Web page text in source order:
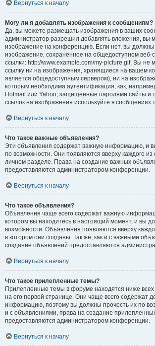
Вернуться к началу
Могу ли я добавлять изображения к сообщениям?
Да, вы можете размещать изображения в ваших
администратор разрешил добавлять вложения, вы
изображение на конференцию. Если нет, вы должны
изображение, сохранённое на общедоступном веб-
ссылки: http://www.example.com/my-picture.gif. Вы не
ссылку ни на изображения, хранящиеся на вашем
является общедоступным сервером), ни на
которым необходима аутентификация, как,
Hotmail или Yahoo, защищённые паролями сайты и
ссылок на изображения используйте в сообщениях
Вернуться к началу
Что такое важные объявления?
Эти объявления содержат важную информацию, и
по возможности. Они появляются вверху каждого
личном разделе. Права на создание важных
предоставляются администратором конференции.
Вернуться к началу
Что такое объявления?
Объявления чаще всего содержат важную
котором вы находитесь в настоящий момент, и вы
возможности. Объявления появляются вверху
в котором они созданы. Так же, как и с важными
создание объявлений предоставляются
Вернуться к началу
Что такое прилепленные темы?
Прилепленные темы в форуме находятся ниже всех
на его первой странице. Они чаще всего содержат
информацию, поэтому вы должны прочесть их по
и с объявлениями, права на создание
предоставляются администратором конференции.
Вернуться к началу